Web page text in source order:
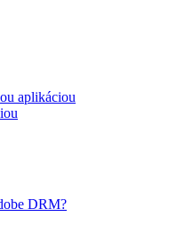
aplikáciou
DRM?